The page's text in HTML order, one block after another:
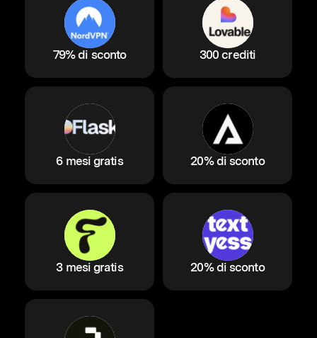
79% di sconto 300 crediti
6 mesi gratis 20% di sconto
3 mesi gratis 20% di sconto